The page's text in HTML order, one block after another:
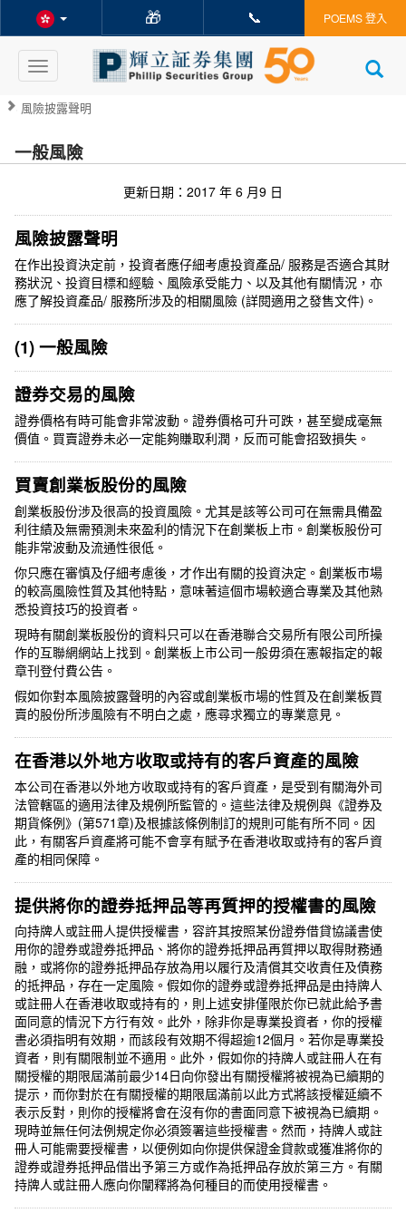
🎁 📞 POEMS 登入
Toggle
navigation
風險披露聲明
一般風險
更新日期：2017 年 6 月9 日
風險披露聲明
在作出投資決定前，投資者應仔細考慮投資產品/ 服務是否適合其財
務狀況、投資目標和經驗、風險承受能力、以及其他有關情況，亦
應了解投資產品/ 服務所涉及的相關風險 (詳閱適用之發售文件)。
(1) 一般風險
證券交易的風險
證券價格有時可能會非常波動。證券價格可升可跌，甚至變成毫無
價值。買賣證券未必一定能夠賺取利潤，反而可能會招致損失。
買賣創業板股份的風險
創業板股份涉及很高的投資風險。尤其是該等公司可在無需具備盈
利往績及無需預測未來盈利的情況下在創業板上市。創業板股份可
能非常波動及流通性很低。
你只應在審慎及仔細考慮後，才作出有關的投資決定。創業板市場
的較高風險性質及其他特點，意味著這個市場較適合專業及其他熟
悉投資技巧的投資者。
現時有關創業板股份的資料只可以在香港聯合交易所有限公司所操
作的互聯網網站上找到。創業板上市公司一般毋須在憲報指定的報
章刊登付費公告。
假如你對本風險披露聲明的內容或創業板市場的性質及在創業板買
賣的股份所涉風險有不明白之處，應尋求獨立的專業意見。
在香港以外地方收取或持有的客戶資產的風險
本公司在香港以外地方收取或持有的客戶資產，是受到有關海外司
法管轄區的適用法律及規例所監管的。這些法律及規例與《證券及
期貨條例》(第571章)及根據該條例制訂的規則可能有所不同。因
此，有關客戶資產將可能不會享有賦予在香港收取或持有的客戶資
產的相同保障。
提供將你的證券抵押品等再質押的授權書的風險
向持牌人或註冊人提供授權書，容許其按照某份證券借貸協議書使
用你的證券或證券抵押品、將你的證券抵押品再質押以取得財務通
融，或將你的證券抵押品存放為用以履行及清償其交收責任及債務
的抵押品，存在一定風險。假如你的證券或證券抵押品是由持牌人
或註冊人在香港收取或持有的，則上述安排僅限於你已就此給予書
面同意的情況下方行有效。此外，除非你是專業投資者，你的授權
書必須指明有效期，而該段有效期不得超逾12個月。若你是專業投
資者，則有關限制並不適用。此外，假如你的持牌人或註冊人在有
關授權的期限屆滿前最少14日向你發出有關授權將被視為已續期的
提示，而你對於在有關授權的期限屆滿前以此方式將該授權延續不
表示反對，則你的授權將會在沒有你的書面同意下被視為已續期。
現時並無任何法例規定你必須簽署這些授權書。然而，持牌人或註
冊人可能需要授權書，以便例如向你提供保證金貸款或獲准將你的
證券或證券抵押品借出予第三方或作為抵押品存放於第三方。有關
持牌人或註冊人應向你闡釋將為何種目的而使用授權書。